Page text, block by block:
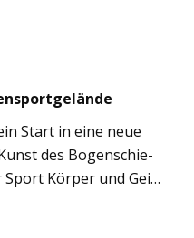
Start in eine neue
Kör­per und Geist